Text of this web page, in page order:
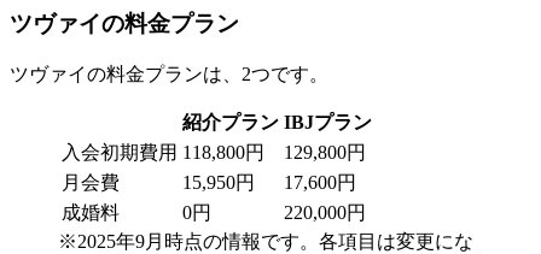
ツヴァイの料金プラン
ツヴァイの料金プランは、2つです。
紹介プラン IBJプラン
入会初期費用 118,800円
129,800円
月会費
15,950円
17,600円
成婚料
0円
220,000円
※2025年9月時点の情報です。各項目は変更にな